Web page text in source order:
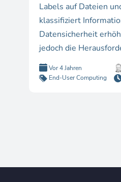
Labels auf Dateien
klassifiziert
Datensicherheit
jedoch die
Vor 4 Jahren
End-User Computing